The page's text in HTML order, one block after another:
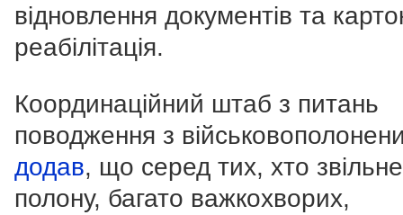
відновлення документів та
реабілітація.
Координаційний штаб з питань
поводження з
додав, що серед тих, хто
полону, багато важкохворих,